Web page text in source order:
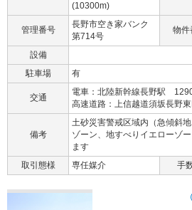
(10300m)
管理番号
長野市空き家バンク
第714号
物件
設備
駐車場
有
交通
電車：北陸新幹線長野駅
高速道路：上信越道須坂長野
備考
土砂災害警戒区域内（急傾斜
ゾーン、地すべりイエローゾ
ます
取引態様
専任媒介 手